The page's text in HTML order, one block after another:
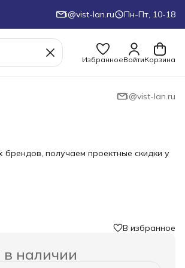
i@vist-lan.ru Пн-Пт, 10-18
ИзбранноеВойтиКорзина
i@vist-lan.ru
получаем проектные скидки у
В избранное
в наличии